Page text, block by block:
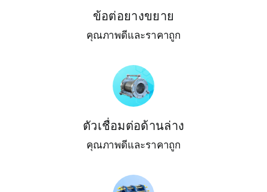
ข้อต่อยางขยาย
คุณภาพดีและราคาถูก
ตัวเชื่อมต่อด้านล่าง
คุณภาพดีและราคาถูก